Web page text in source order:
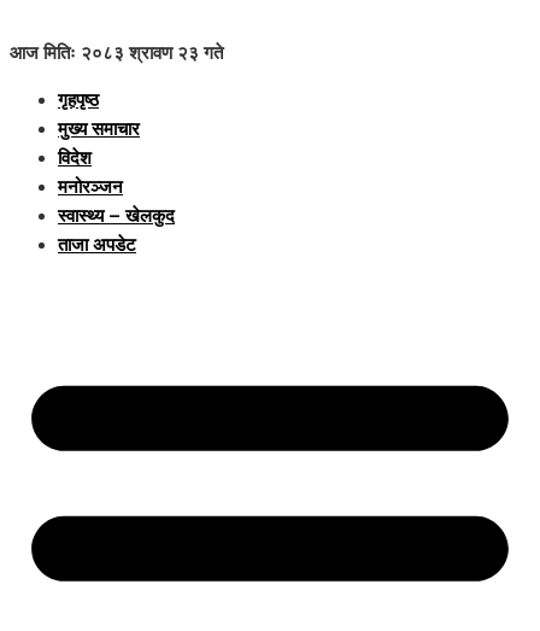
आज मितिः २०८३ श्रावण २३ गते
गृहपृष्ठ
मुख्य समाचार
विदेश
मनोरञ्जन
स्वास्थ्य – खेलकुद
ताजा अपडेट